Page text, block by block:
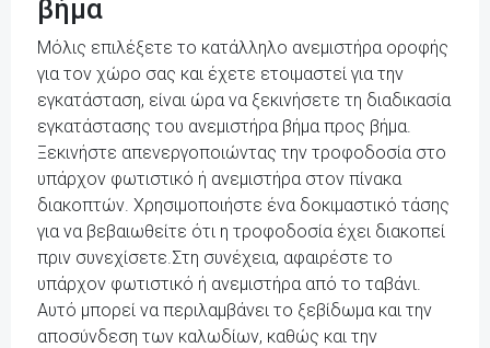
βήμα
Μόλις επιλέξετε το κατάλληλο ανεμιστήρα οροφής
για τον χώρο σας και έχετε ετοιμαστεί για την
εγκατάσταση, είναι ώρα να ξεκινήσετε τη διαδικασία
εγκατάστασης του ανεμιστήρα βήμα προς βήμα.
Ξεκινήστε απενεργοποιώντας την τροφοδοσία στο
υπάρχον φωτιστικό ή ανεμιστήρα στον πίνακα
διακοπτών. Χρησιμοποιήστε ένα δοκιμαστικό τάσης
για να βεβαιωθείτε ότι η τροφοδοσία έχει διακοπεί
πριν συνεχίσετε.Στη συνέχεια, αφαιρέστε το
υπάρχον φωτιστικό ή ανεμιστήρα από το ταβάνι.
Αυτό μπορεί να περιλαμβάνει το ξεβίδωμα και την
αποσύνδεση των καλωδίων, καθώς και την